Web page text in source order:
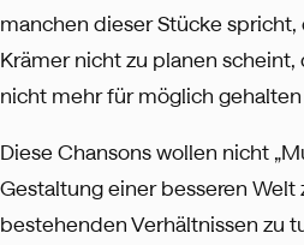
manchen dieser Stücke
Krämer nicht zu planen
nicht mehr für möglich gehalten
Diese Chansons wollen nicht
Gestaltung einer besseren
bestehenden Verhältnissen zu